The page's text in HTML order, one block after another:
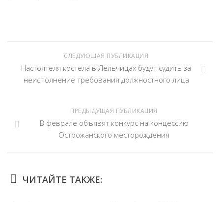
СЛЕДУЮЩАЯ ПУБЛИКАЦИЯ
Настоятеля костела в Лельчицах будут судить за
неисполнение требования должностного лица
ПРЕДЫДУЩАЯ ПУБЛИКАЦИЯ
В феврале объявят конкурс на концессию
Острожанского месторождения
ЧИТАЙТЕ ТАКЖЕ: